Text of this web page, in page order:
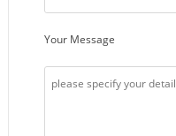
Your Message